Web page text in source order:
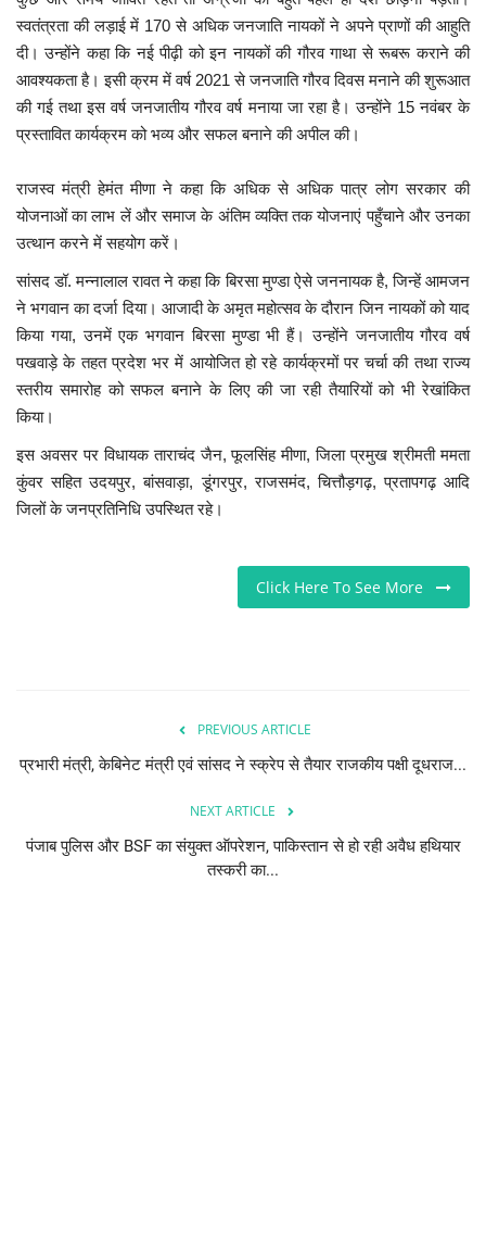
स्वतंत्रता की लड़ाई में 170 से अधिक जनजाति नायकों ने अपने प्राणों की आहुति
दी। उन्होंने कहा कि नई पीढ़ी को इन नायकों की गौरव गाथा से रूबरू कराने की
आवश्यकता है। इसी क्रम में वर्ष 2021 से जनजाति गौरव दिवस मनाने की शुरूआत
की गई तथा इस वर्ष जनजातीय गौरव वर्ष मनाया जा रहा है। उन्होंने 15 नवंबर के
प्रस्तावित कार्यक्रम को भव्य और सफल बनाने की अपील की।
राजस्व मंत्री हेमंत मीणा ने कहा कि अधिक से अधिक पात्र लोग सरकार की
योजनाओं का लाभ लें और समाज के अंतिम व्यक्ति तक योजनाएं पहुँचाने और उनका
उत्थान करने में सहयोग करें।
सांसद डॉ. मन्नालाल रावत ने कहा कि बिरसा मुण्डा ऐसे जननायक है, जिन्हें आमजन
ने भगवान का दर्जा दिया। आजादी के अमृत महोत्सव के दौरान जिन नायकों को याद
किया गया, उनमें एक भगवान बिरसा मुण्डा भी हैं। उन्होंने जनजातीय गौरव वर्ष
पखवाड़े के तहत प्रदेश भर में आयोजित हो रहे कार्यक्रमों पर चर्चा की तथा राज्य
स्तरीय समारोह को सफल बनाने के लिए की जा रही तैयारियों को भी रेखांकित
किया।
इस अवसर पर विधायक ताराचंद जैन, फूलसिंह मीणा, जिला प्रमुख श्रीमती ममता
कुंवर सहित उदयपुर, बांसवाड़ा, डूंगरपुर, राजसमंद, चित्तौड़गढ़, प्रतापगढ़ आदि
जिलों के जनप्रतिनिधि उपस्थित रहे।
Click Here To See More
PREVIOUS ARTICLE
प्रभारी मंत्री, केबिनेट मंत्री एवं सांसद ने स्क्रेप से तैयार राजकीय पक्षी दूधराज...
NEXT ARTICLE
पंजाब पुलिस और BSF का संयुक्त ऑपरेशन, पाकिस्तान से हो रही अवैध हथियार
तस्करी का...